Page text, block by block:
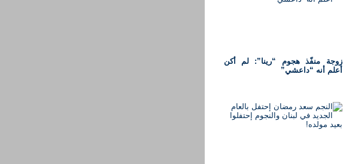
زوجة منفّذ هجوم “رينا”: لم أكن
أعلم أنه “داعشي”